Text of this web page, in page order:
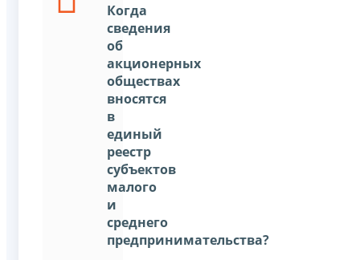
Когда
сведения
об
акционерных
обществах
вносятся
в
единый
реестр
субъектов
малого
и
среднего
предпринимательства?